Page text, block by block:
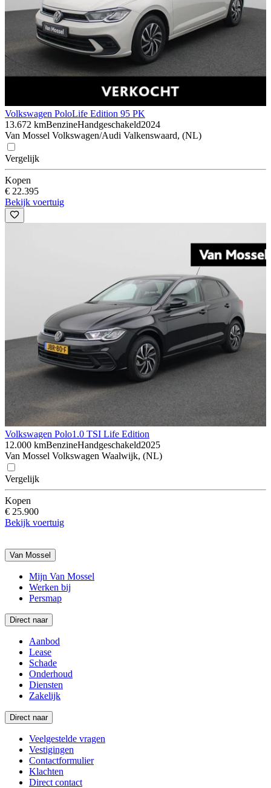
Volkswagen PoloLife Edition 95 PK
13.672 kmBenzineHandgeschakeld2024
Van Mossel Volkswagen/Audi Valkenswaard, (NL)
Vergelijk
Kopen
€ 22.395
Bekijk voertuig
Volkswagen Polo1.0 TSI Life Edition
12.000 kmBenzineHandgeschakeld2025
Van Mossel Volkswagen Waalwijk, (NL)
Vergelijk
Kopen
€ 25.900
Bekijk voertuig
Van Mossel
Mijn Van Mossel
Werken bij
Persmap
Direct naar
Aanbod
Lease
Schade
Onderhoud
Diensten
Zakelijk
Direct naar
Veelgestelde vragen
Vestigingen
Contactformulier
Klachten
Direct contact